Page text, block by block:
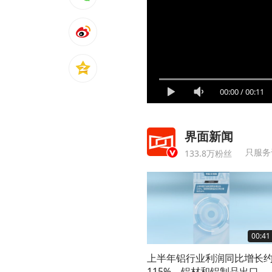
00:00/00:11
界面新闻
133.8万粉丝 只服
00:41
上半年铝行业利润同比增长约